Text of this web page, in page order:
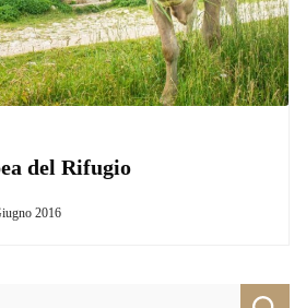
del Rifugio
2016